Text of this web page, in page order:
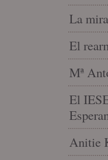
La
El
Mª
El
Anitie